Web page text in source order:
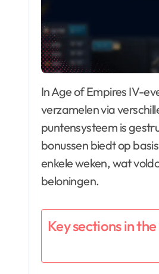
In Age of Empires IV-evenementen kunnen spelers beloningen verdienen door punten te
verzamelen via
puntensysteem is
bonussen biedt op
enkele weken, wat
beloningen.
Key sections in